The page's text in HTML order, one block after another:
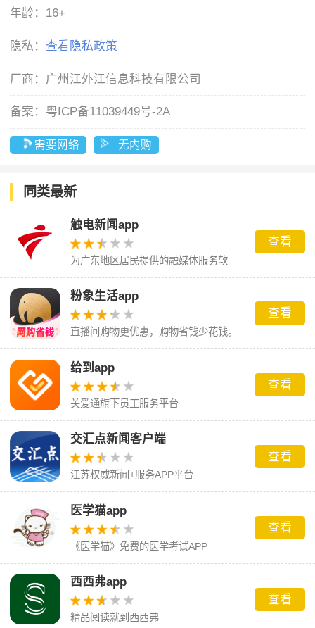
年龄： 16+
隐私： 查看隐私政策
厂商： 广州江外江信息科技有限公司
备案： 粤ICP备11039449号-2A
需要网络 无内购
同类最新
触电新闻app
为广东地区居民提供的融媒体服务软
件。
查看
粉象生活app
直播间购物更优惠，购物省钱少花钱。
查看
给到app
关爱通旗下员工服务平台
查看
交汇点新闻客户端
江苏权威新闻+服务APP平台
查看
医学猫app
《医学猫》免费的医学考试APP
查看
西西弗app
精品阅读就到西西弗
查看